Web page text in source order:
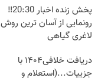
پخش زنده اخبار 20:30‼️
رونمایی از آسان ترین روش
لاغری گیاهی
دریافت خلافی۱۴۰۴ با
جزییات...(استعلام و